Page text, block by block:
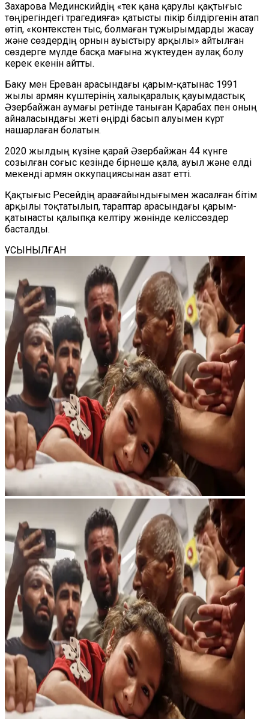
Захарова Мединскийдің «тек қана қарулы қақтығыс
төңірегіндегі трагедияға» қатысты пікір білдіргенін атап
өтіп, «контекстен тыс, болмаған тұжырымдарды жасау
және сөздердің орнын ауыстыру арқылы» айтылған
сөздерге мүлде басқа мағына жүктеуден аулақ болу
керек екенін айтты.
Баку мен Ереван арасындағы қарым-қатынас 1991
жылы армян күштерінің халықаралық қауымдастық
Әзербайжан аумағы ретінде таныған Қарабах пен оның
айналасындағы жеті өңірді басып алуымен күрт
нашарлаған болатын.
2020 жылдың күзіне қарай Әзербайжан 44 күнге
созылған соғыс кезінде бірнеше қала, ауыл және елді
мекенді армян оккупациясынан азат етті.
Қақтығыс Ресейдің араағайындығымен жасалған бітім
арқылы тоқтатылып, тараптар арасындағы қарым-
қатынасты қалыпқа келтіру жөнінде келіссөздер
басталды.
ҰСЫНЫЛҒАН